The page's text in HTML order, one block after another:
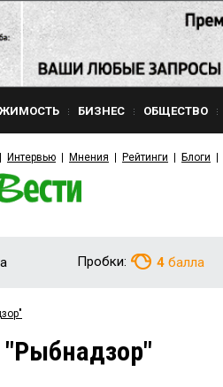
БИЗНЕС ОБЩЕСТВО
Интервью Мнения Рейтинги Блоги
Пробки: 4 балла